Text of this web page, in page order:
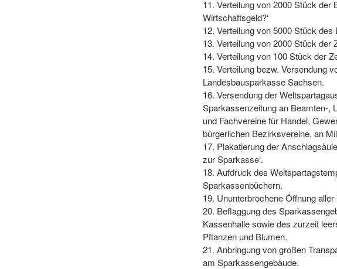
11. Verteilung von 2000 Stück der
Wirtschaftsgeld?‘
12. Verteilung von 5000 Stück
13. Verteilung von 2000 Stück der
14. Verteilung von 100 Stück der
15. Verteilung bezw. Versendung
Landesbausparkasse Sachsen.
16. Versendung der
Sparkassenzeitung an Beamten-,
und Fachvereine für Handel,
bürgerlichen Bezirksvereine, an
17. Plakatierung der
zur Sparkasse‘.
18. Aufdruck des
Sparkassenbüchern.
19. Ununterbrochene Öffnung
20. Beflaggung des
Kassenhalle sowie des zurzeit
Pflanzen und Blumen.
21. Anbringung von großen
am Sparkassengebäude.